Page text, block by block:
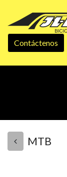
Contáctenos
MTB